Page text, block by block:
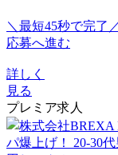
＼最短45秒で完了
応募へ進む
詳しく
見る
プレミア求人